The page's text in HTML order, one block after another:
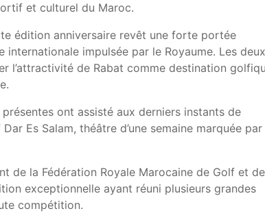
et culturel du Maroc.
édition anniversaire revêt une forte portée
impulsée par le Royaume. Les deux
l’attractivité de Rabat comme destination
ont assisté aux derniers instants de
Es Salam, théâtre d’une semaine marquée par
de la Fédération Royale Marocaine de Golf et de
exceptionnelle ayant réuni plusieurs grandes
compétition.